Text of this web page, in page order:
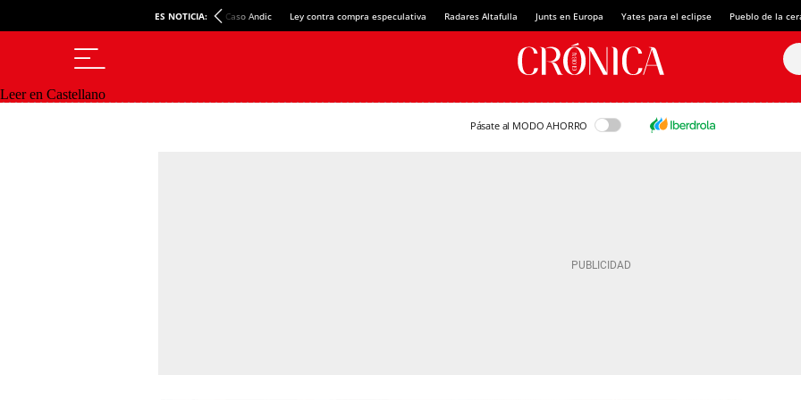
ES NOTICIA: Caso Andic Ley contra compra especulativa Radares Altafulla Junts en Europa Yates para el eclipse Pueblo de la
Leer en Castellano
Pásate al MODO AHORRO